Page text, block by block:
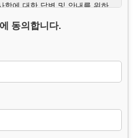
항에 대한 답변 및 안내를 위하
개인정보를 수집하고 있습니
이용목적이 달성된 후에는 해
동의합니다.